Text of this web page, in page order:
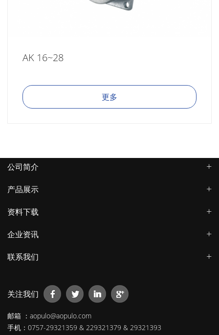
AK 16~28
更多
公司简介
产品展示
资料下载
企业资讯
联系我们
关注我们
邮箱 ：aopulo@aopulo.com
手机：0757-29321359 & 229321379 & 29321393